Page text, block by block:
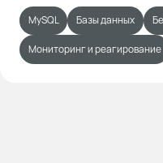
MySQL Базы данных
Мониторинг и реагирование